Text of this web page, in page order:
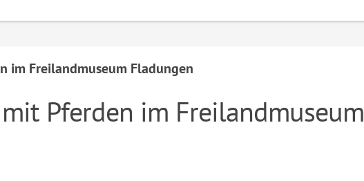
im Freilandmuseum Fladungen
Pferden im Freilandmuseum